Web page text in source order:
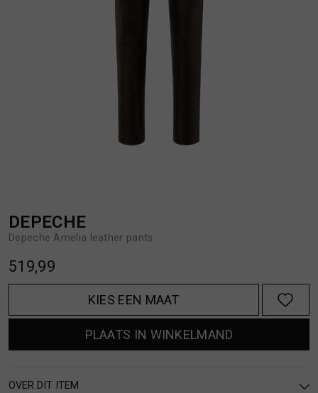
DEPECHE
Depeche Amelia leather pants
519,99
KIES EEN MAAT
PLAATS IN WINKELMAND
OVER DIT ITEM